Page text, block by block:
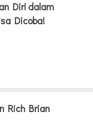
Diri dalam
Dicoba!
Rich Brian